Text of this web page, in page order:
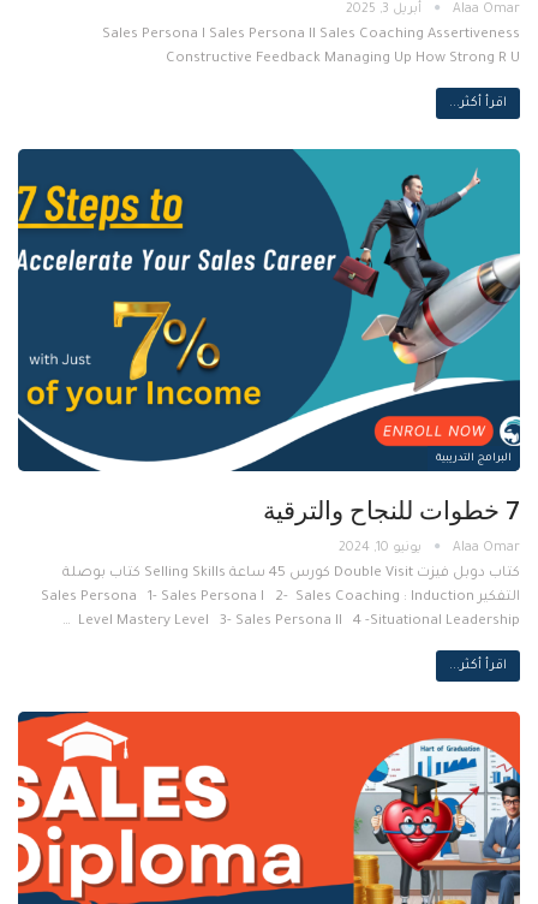
أبريل 3, 2025
Sales Persona I Sales Persona II Sales Coaching Assertiveness
Constructive Feedback Managing Up How Strong R U
اقرأ أكثر...
البرامج التدريبية
7 خطوات للنجاح والترقية
يونيو 10, 2024
كتاب دوبل فيزت Double Visit كورس 45 ساعة Selling Skills كتاب بوصلة
التفكير Sales Persona 1- Sales Persona I 2- Sales Coaching : Induction
Level Mastery Level 3- Sales Persona II 4 -Situational Leadership …
اقرأ أكثر...